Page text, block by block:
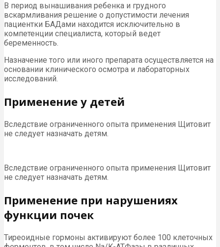
В период вынашивания ребенка и грудного
вскармливания решение о допустимости лечения
пациентки БАДами находится исключительно в
компетенции специалиста, который ведет
беременность.
Назначение того или иного препарата осуществляется на
основании клинического осмотра и лабораторных
исследований.
Применение у детей
Вследствие ограниченного опыта применения Щитовит
не следует назначать детям.
Вследствие ограниченного опыта применения Щитовит
не следует назначать детям.
Применение при нарушениях
функции почек
Тиреоидные гормоны активируют более 100 клеточных